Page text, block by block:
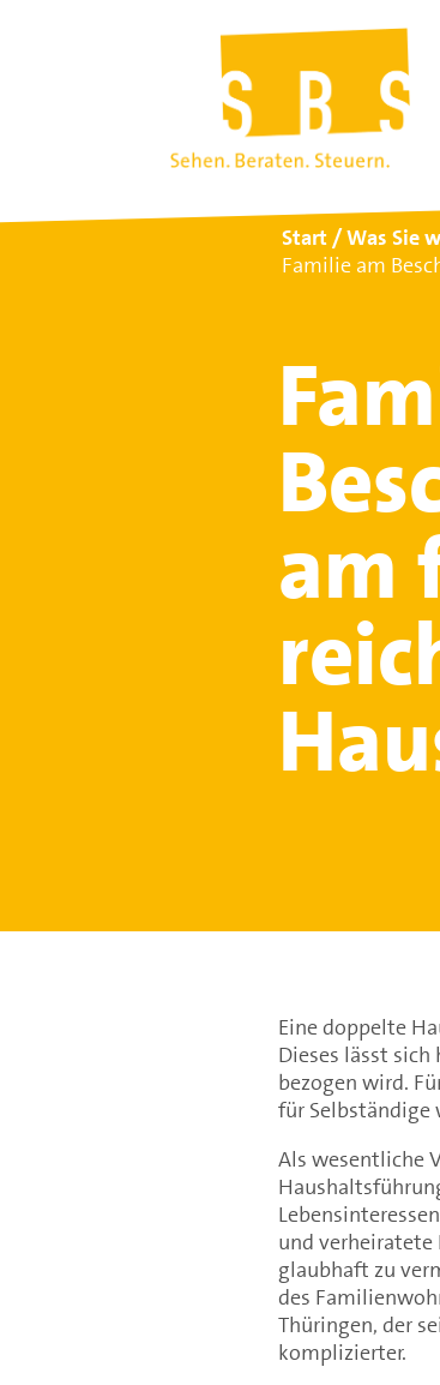
Start
Was Sie
Familie am
am
Eine doppelte
Dieses lässt
bezogen wird.
für Selbständige
Als wesentliche
und verheiratete
glaubhaft zu
des
Thüringen, der
komplizierter.